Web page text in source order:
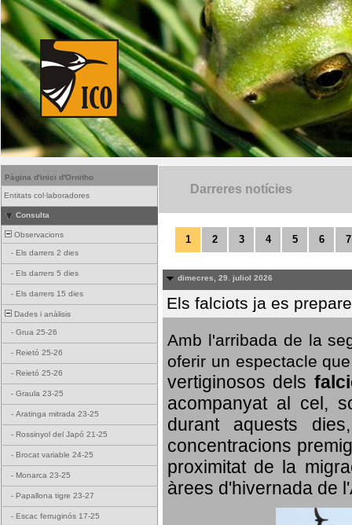
Pàgina d'inici d'Ornitho
Entitats col·laboradores
Consulta
Observacions
- Els darrers 2 dies
- Els darrers 5 dies
- Els darrers 15 dies
Dades i anàlisis
- Grua 25-26
- Reietó 25-26
- Reietó 25-26
- Graula 23-25
- Aratinga mitrada 23-25
- Rossinyol del Japó 21-25
- Brocat variable 24-25
- Monarca 23-25
- Papallona tigre 23-27
- Escac ferruginós 17-25
Darreres notícies
1 2 3 4 5 6 7
dimecres, 29. juliol 2026
Els falciots ja es
Amb l'arribada de la
oferir un espectacle
vertiginosos dels
acompanyat al cel,
durant aquests
concentracions
proximitat de la
àrees d'hivernada de